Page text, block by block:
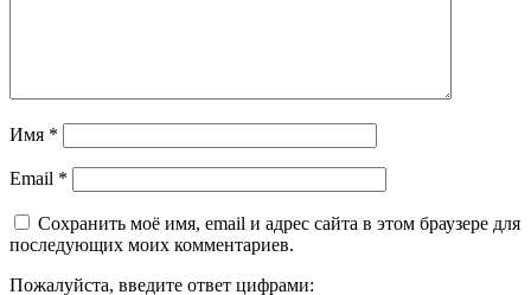
Имя *
Email *
Сохранить моё имя, email и адрес сайта в этом браузере для
последующих моих комментариев.
Пожалуйста, введите ответ цифрами: